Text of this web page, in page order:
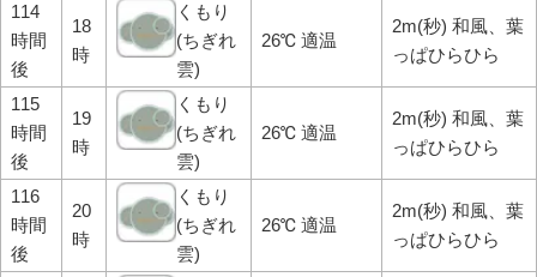
114
時間
後
18
時
くもり
(ちぎれ
雲)
26℃ 適温
2m(秒) 和風、葉
っぱひらひら
115
時間
後
19
時
くもり
(ちぎれ
雲)
26℃ 適温
2m(秒) 和風、葉
っぱひらひら
116
時間
後
20
時
くもり
(ちぎれ
雲)
26℃ 適温
2m(秒) 和風、葉
っぱひらひら